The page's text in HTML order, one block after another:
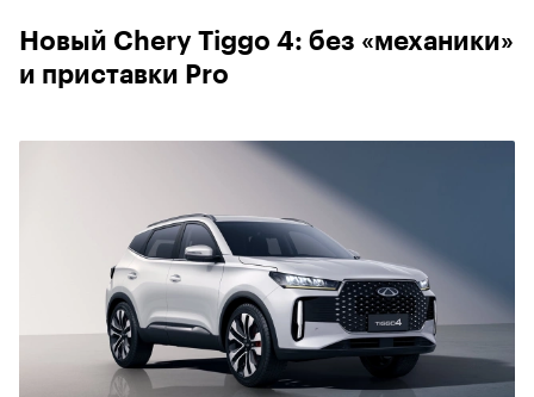
Новый Chery Tiggo 4: без «механики»
и приставки Pro